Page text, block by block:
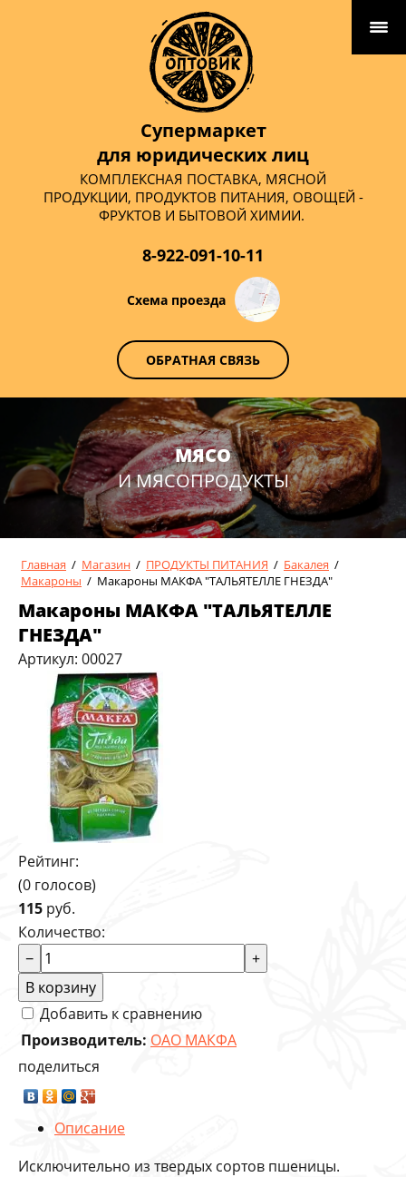
Супермаркет
для юридических лиц
КОМПЛЕКСНАЯ ПОСТАВКА, МЯСНОЙ
ПРОДУКЦИИ, ПРОДУКТОВ ПИТАНИЯ, ОВОЩЕЙ -
ФРУКТОВ И БЫТОВОЙ ХИМИИ.
8-922-091-10-11
Схема проезда
ОБРАТНАЯ СВЯЗЬ
МЯСО
И МЯСОПРОДУКТЫ
Главная / Магазин / ПРОДУКТЫ ПИТАНИЯ / Бакалея /
Макароны / Макароны МАКФА "ТАЛЬЯТЕЛЛЕ ГНЕЗДА"
Макароны МАКФА "ТАЛЬЯТЕЛЛЕ
ГНЕЗДА"
Артикул: 00027
Рейтинг:
(0 голосов)
115 руб.
Количество:
−
+
В корзину
Добавить к сравнению
Производитель: ОАО МАКФА
поделиться
Описание
Исключительно из твердых сортов пшеницы.